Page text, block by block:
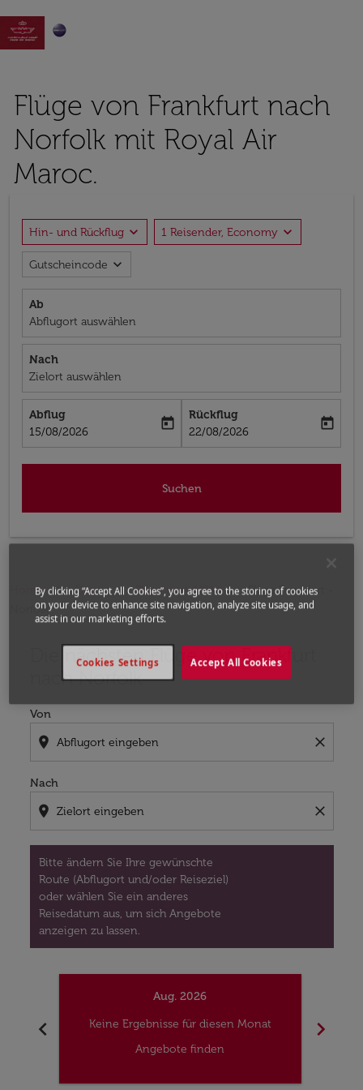

Flüge von Frankfurt nach
Norfolk mit Royal Air
Maroc.
Hin- und Rückflug expand_more 1 Reisender, Economy expand_more
Gutscheincode expand_more
Ab
Abflugort auswählen
Nach
Zielort auswählen
Abflug
fc-booking-departure-date-aria-label
15/08/2026
today
Rückflug
fc-booking-return-date-aria-label
22/08/2026
today
Suchen
Home Flüge Flüge nach USA
Flüge Frankfurt -
Norfolk
Die nächsten Flüge von Frankfurt
nach Norfolk
Von
location_on close
Nach
location_on close
Bitte ändern Sie Ihre gewünschte
Route (Abflugort und/oder Reiseziel)
oder wählen Sie ein anderes
Reisedatum aus, um sich Angebote
anzeigen zu lassen.
Bitte ändern Sie Ihre gewünschte Route (Abflugort
chevron_left
Aug. 2026
Keine Ergebnisse für diesen Monat
Angebote finden
chevron_right
By clicking “Accept All Cookies”, you agree to the storing of cookies
on your device to enhance site navigation, analyze site usage, and
assist in our marketing efforts.
Accept All Cookies
Cookies Settings